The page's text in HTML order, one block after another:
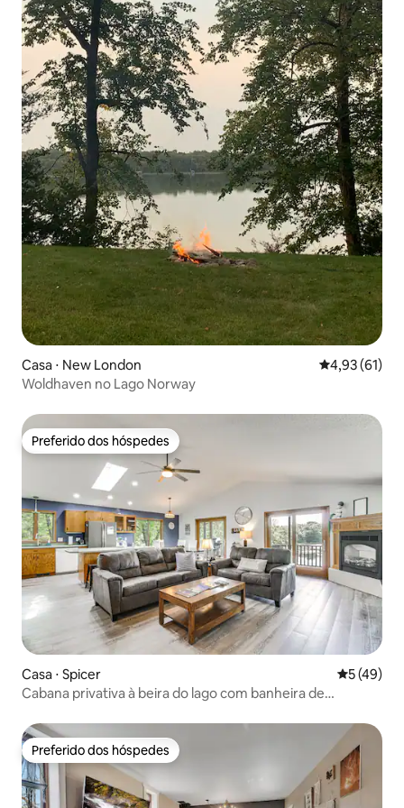
Casa ⋅ New London 4,93 de uma
4,93 (61)
Woldhaven no Lago Norway
Preferido dos hóspedes
Preferido dos hóspedes
Casa ⋅ Spicer 5 de uma
5 (49)
Cabana privativa à beira do lago com banheira de
Preferido dos hóspedes
Preferido dos hóspedes